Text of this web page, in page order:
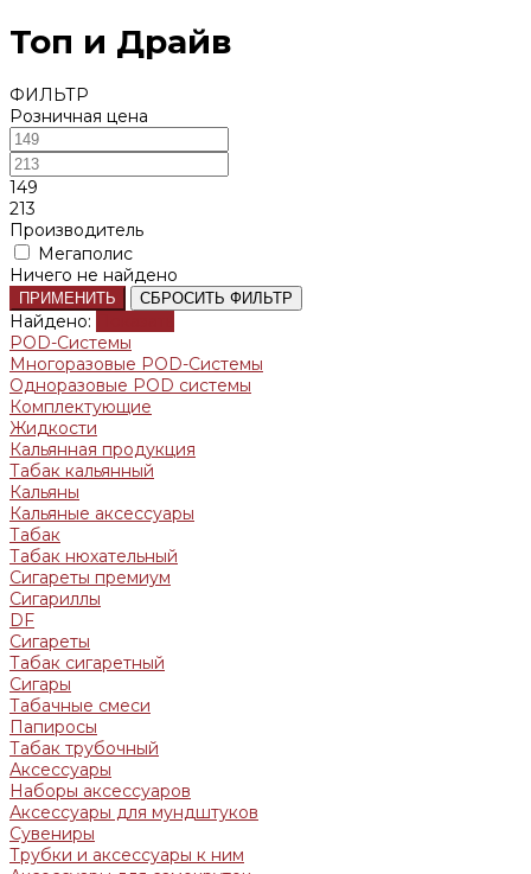
Топ и Драйв
ФИЛЬТР
Розничная цена
149
213
Производитель
Мегаполис
Ничего не найдено
ПРИМЕНИТЬ СБРОСИТЬ ФИЛЬТР
Найдено:
POD-Системы
Многоразовые POD-Системы
Одноразовые POD системы
Комплектующие
Жидкости
Кальянная продукция
Табак кальянный
Кальяны
Кальяные аксессуары
Табак
Табак нюхательный
Сигареты премиум
Сигариллы
DF
Сигареты
Табак сигаретный
Сигары
Табачные смеси
Папиросы
Табак трубочный
Аксессуары
Наборы аксессуаров
Аксессуары для мундштуков
Сувениры
Трубки и аксессуары к ним